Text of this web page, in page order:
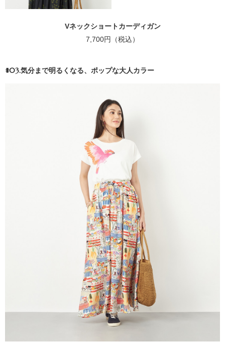
Vネックショートカーディガン
7,700円（税込）
#03.気分まで明るくなる、ポップな大人カラー